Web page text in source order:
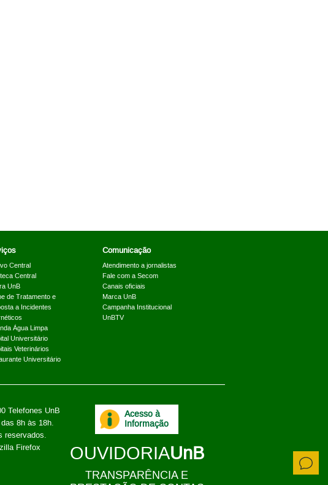
Central
Central
UnB
de Tratamento e
a Incidentes
Água Limpa
Universitário
Veterinários
Universitário
Comunicação
Atendimento a jornalistas
Fale com a Secom
Canais oficiais
Marca UnB
Campanha Institucional
UnBTV
Telefones UnB
8h às 18h.
reservados.
Firefox
Acesso à
Informação
OUVIDORIAUnB
TRANSPARÊNCIA E